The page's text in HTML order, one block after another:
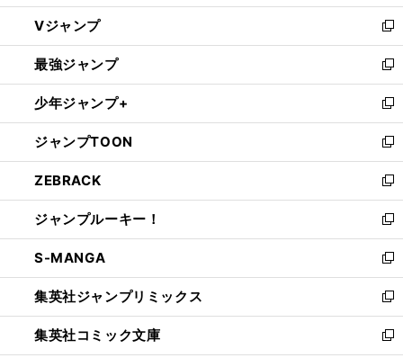
ウ
ィ
ン
ド
ウ
で
開
く
し
い
ウ
ィ
ン
ド
ウ
で
開
く
Vジャンプ
新
し
い
ウ
ィ
ン
ド
ウ
で
開
く
最強ジャンプ
新
し
い
ウ
ィ
ン
ド
ウ
で
開
く
少年ジャンプ+
新
し
い
ウ
ィ
ン
ド
ウ
で
開
く
ジャンプTOON
新
し
い
ウ
ィ
ン
ド
ウ
で
開
く
ZEBRACK
新
し
い
ウ
ィ
ン
ド
ウ
で
開
ジャンプルーキー！
新
し
い
ウ
ィ
ン
ド
S-MANGA
新
し
い
ウ
ィ
集英社ジャンプリミックス
新
し
い
集英社コミック文庫
新